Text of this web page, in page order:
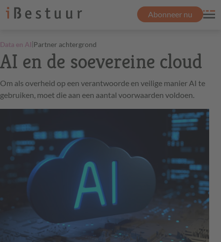
Abonneer nu
Data en AI|Partner achtergrond
AI en de soevereine cloud
Om als overheid op een verantwoorde en veilige manier AI te
gebruiken, moet die aan een aantal voorwaarden voldoen.